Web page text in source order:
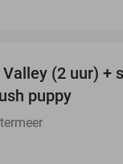
(2 uur) +
puppy